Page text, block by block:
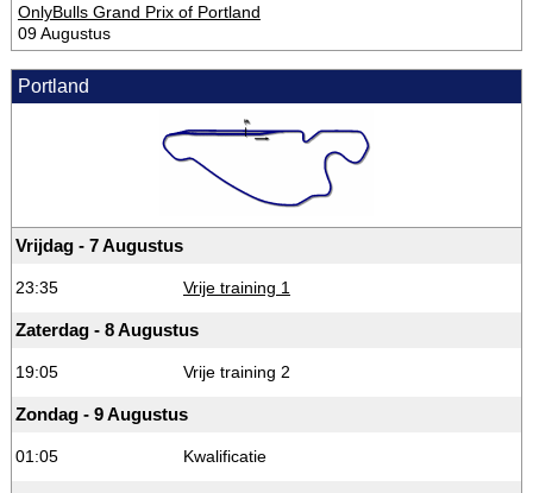
OnlyBulls Grand Prix of Portland
09 Augustus
Portland
Vrijdag - 7 Augustus
23:35 Vrije training 1
Zaterdag - 8 Augustus
19:05 Vrije training 2
Zondag - 9 Augustus
01:05 Kwalificatie